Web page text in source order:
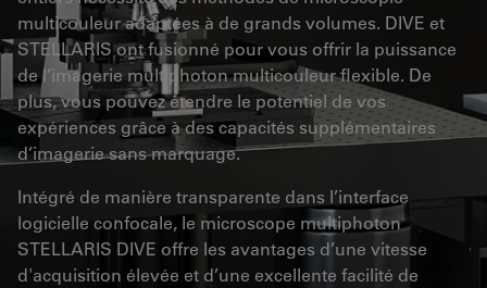
multicouleur adaptées à de grands volumes. DIVE et
STELLARIS ont fusionné pour vous offrir la puissance
de l’imagerie multiphoton multicouleur flexible. De
plus, vous pouvez étendre le potentiel de vos
expériences grâce à des capacités supplémentaires
d’imagerie sans marquage.
Intégré de manière transparente dans l’interface
logicielle confocale, le microscope multiphoton
STELLARIS DIVE offre les avantages d’une vitesse
d'acquisition élevée et d’une excellente facilité de